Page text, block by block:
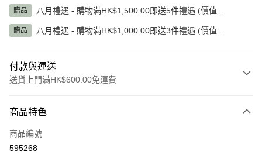
贈品
八月禮遇 - 購物滿HK$1,500.00即送5件禮遇 (價值
贈品
八月禮遇 - 購物滿HK$1,000.00即送3件禮遇 (價值
付款與運送
送貨上門滿HK$600.00免運費
信用卡
AlipayHK
商品特色
商品編號
595268